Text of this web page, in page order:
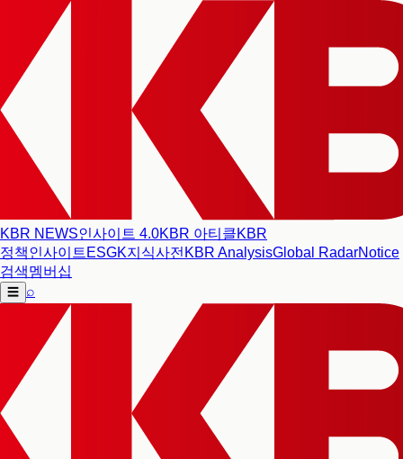
KBR NEWS인사이트 4.0KBR 아티클KBR
정책인사이트 ESGK지식사전 KBR AnalysisGlobal RadarNotice
검색멤버십
☰ ⌕